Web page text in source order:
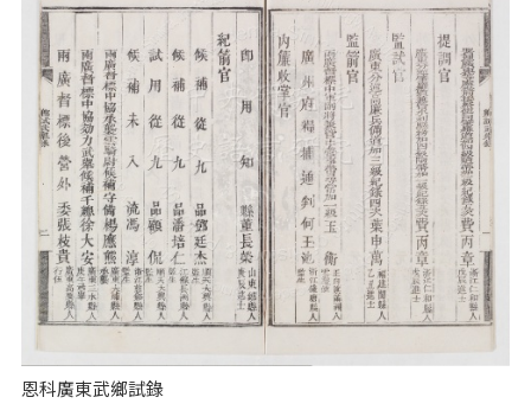
恩科廣東武鄉試錄